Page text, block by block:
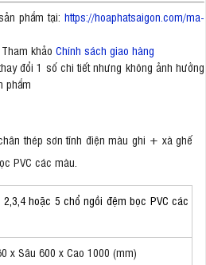
phẩm tại: https://hoaphatsaigon.com/ma-
. Tham khảo Chính sách giao hàng
đổi 1 số chi tiết nhưng không ảnh hưởng
phẩm
thép sơn tĩnh điện màu ghi + xà ghế
PVC các màu.
hoặc 5 chổ ngồi đệm bọc PVC các
x Sâu 600 x Cao 1000 (mm)